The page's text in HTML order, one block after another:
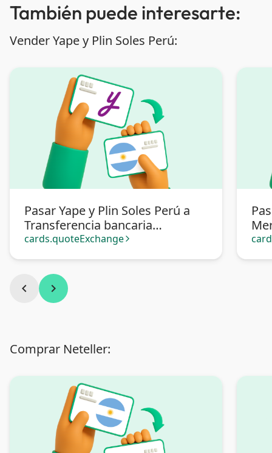
También puede interesarte:
Vender Yape y Plin Soles Perú:
Pasar Yape y Plin Soles Perú a
Transferencia bancaria
Argentina
cards.quoteExchange arrow_forward_ios
chevron_left chevron_right
Comprar Neteller: